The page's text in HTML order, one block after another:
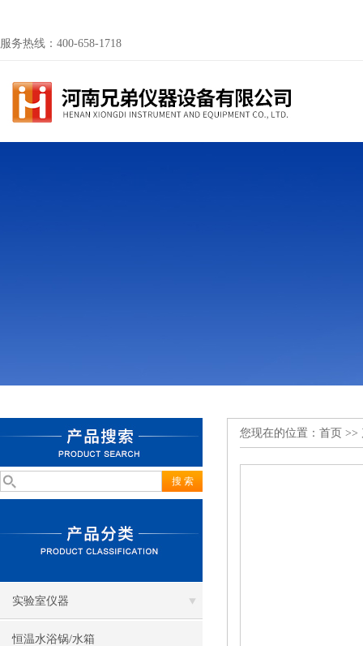
服务热线：400-658-1718
实验室仪器
恒温水浴锅/水箱
您现在的位置： 首页 >>